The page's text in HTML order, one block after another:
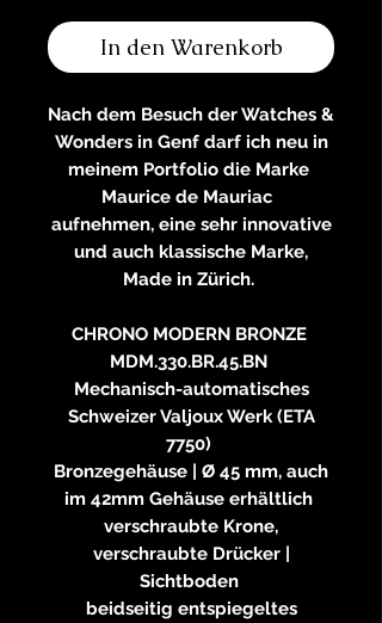
In den Warenkorb
Nach dem Besuch der Watches &
Wonders in Genf darf ich neu in
meinem Portfolio die Marke
Maurice de Mauriac
aufnehmen, eine sehr innovative
und auch klassische Marke,
Made in Zürich.
CHRONO MODERN BRONZE
MDM.330.BR.45.BN
Mechanisch-automatisches
Schweizer Valjoux Werk (ETA
7750)
Bronzegehäuse | Ø 45 mm, auch
im 42mm Gehäuse erhältlich
verschraubte Krone,
verschraubte Drücker |
Sichtboden
beidseitig entspiegeltes